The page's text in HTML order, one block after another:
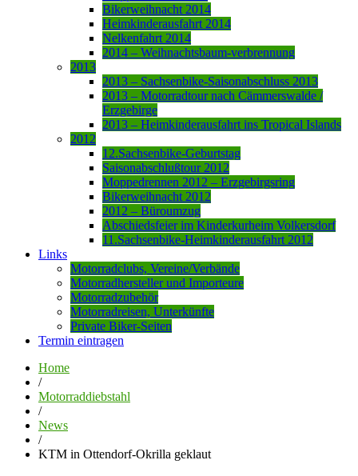
Bikerweihnacht 2014
Heimkinderausfahrt 2014
Nelkenfahrt 2014
2014 – Weihnachtsbaum-verbrennung
2013
2013 – Sachsenbike-Saisonabschluss 2013
2013 – Motorradtour nach Cämmerswalde /
Erzgebirge
2013 – Heimkinderausfahrt ins Tropical Islands
2012
12.Sachsenbike-Geburtstag
Saisonabschlußtour 2012
Moppedrennen 2012 – Erzgebirgsring
Bikerweihnacht 2012
2012 – Büroumzug
Abschiedsfeier im Kinderkurheim Volkersdorf
11.Sachsenbike-Heimkinderausfahrt 2012
Links
Motorradclubs, Vereine/Verbände
Motorradhersteller und Importeure
Motorradzubehör
Motorradreisen, Unterkünfte
Private Biker-Seiten
Termin eintragen
Home
/
Motorraddiebstahl
/
News
/
KTM in Ottendorf-Okrilla geklaut